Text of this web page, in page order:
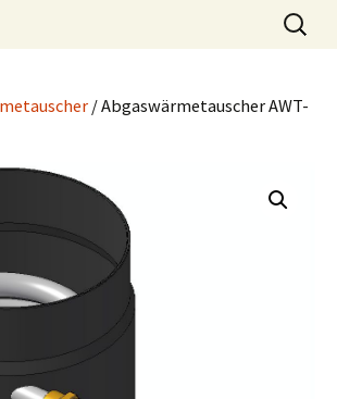
Technik
Suchen
nach:
/ Abgaswärmetauscher AWT-